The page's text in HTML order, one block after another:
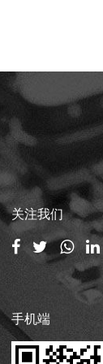
关注我们
手机端